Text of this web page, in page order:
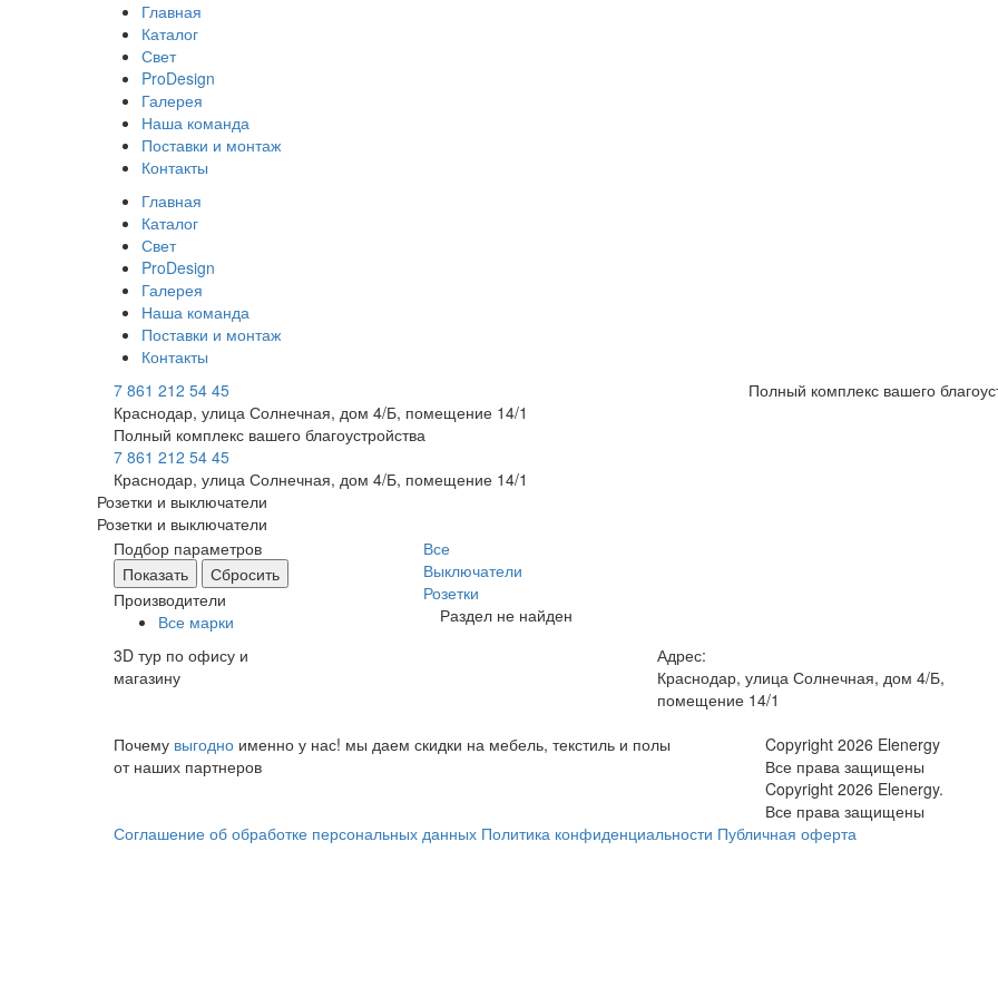
Главная
Каталог
Свет
ProDesign
Галерея
Наша команда
Поставки и монтаж
Контакты
Главная
Каталог
Свет
ProDesign
Галерея
Наша команда
Поставки и монтаж
Контакты
7 861 212 54 45
Краснодар, улица Солнечная, дом 4/Б, помещение 14/1
Полный комплекс вашего
Полный комплекс вашего благоустройства
7 861 212 54 45
Краснодар, улица Солнечная, дом 4/Б, помещение 14/1
Розетки и выключатели
Розетки и выключатели
Подбор параметров
Производители
Все марки
Все
Выключатели
Розетки
Раздел не найден
3D тур по офису и
магазину
Адрес:
Краснодар, улица Солнечная, дом 4/Б,
помещение 14/1
Почему выгодно именно у нас! мы даем скидки на мебель, текстиль и полы
от наших партнеров
Copyright 2026 Elenergy
Все права защищены
Copyright 2026 Elenergy.
Все права защищены
Соглашение об обработке персональных данных Политика конфиденциальности Публичная оферта